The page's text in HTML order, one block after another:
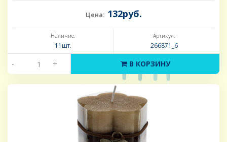
Цена: 132руб.
Наличие:
11шт.
Артикул:
266871_6
- + В КОРЗИНУ